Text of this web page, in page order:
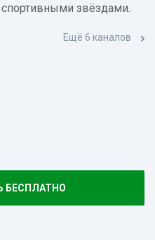
звёздами.
Ещё 6 каналов
БЕСПЛАТНО